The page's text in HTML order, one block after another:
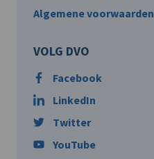
Algemene voorwaarden
VOLG DVO
Facebook
LinkedIn
Twitter
YouTube